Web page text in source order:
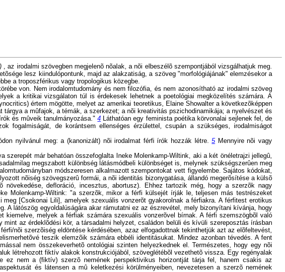
, az irodalmi szövegben megjelenõ nõalak, a nõi elbeszélõ szempontjából vizsgálhatjuk meg.
lesz kiindulópontunk, majd az alakzatiság, a szöveg "morfológiájának" elemzésekor a
a troposzférikus vagy tropologikus közegbe.
von. Nem irodalomtudomány és nem filozófia, és nem azonosítható az irodalmi szöveg
a kritikai vizsgálaton túl is érdekesek lehetnek a poetológiai megközelítés számára. A
értem mögötte, melyet az amerikai teoretikus, Elaine Showalter a következõképpen
a mûfajok, a témák, a szerkezet; a nõi kreativitás pszichodinamikája; a nyelvészet és
és mûveik tanulmányozása."4 Láthatóan egy feminista poétika körvonalai sejlenek fel, de
fogalmiságát, de korántsem ellenséges érzülettel, csupán a szükséges, irodalmiságot
nyilvánul meg: a (kanonizált) nõi irodalmat férfi írók hozzák létre.5 Mennyire nõi vagy
már behatóan összefoglalta Ineke Molenkamp-Wiltink, aki a két önéletrajzi jellegû,
megszabott különbség látásmódbeli különbséget is, melynek szükségszerûen meg
módszeresen alkalmazott szempontokat vett figyelembe. Sajátos kódokat,
nõiség szövegszerû formái, a nõi identitás bizonygatása, állandó megerõsítése a külsõ
defloráció, incesztus, abortusz). Ehhez tartozik még, hogy a szerzõk nagy
Molenkamp-Wiltink: "a szerzõk, mikor a férfi külsejét írják le, teljesen más testrészeket
[Csokonai Lili], amelyek szexuális vonzerõt gyakorolnak a férfiakra. A férfitest erotikus
A látószög egyoldalúságára akar rámutatni ez az észrevétel, mely bizonyítani kívánja, hogy
melyek a férfiak számára szexuális vonzerõvel bírnak. A férfi szemszögbõl való
az érdeklõdési kör, a társadalmi helyzet, családon belüli és kívüli szereposztás írásban
nõi szerzõiség eldöntése kérdésében, azaz elfogadottnak tekinthetjük azt az elõfeltevést,
teszik elemzõik számára ebbéli identitásukat. Mindez azonban tévedés. A fent
nem összekeverhetõ ontológiai szinten helyezkednek el. Természetes, hogy egy nõi
létrehozott fiktív alakok konstrukciójából, szöveglétébõl vezethetõ vissza. Egy regényalak
ez nem a (fiktív) szerzõ nemének perspektivikus horizontját tárja fel, hanem csakis az
és látensen a mû keletkezési körülményeiben, nevezetesen a szerzõ nemének